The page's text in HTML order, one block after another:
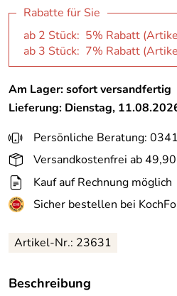
Rabatte für Sie
ab 2 Stück: 5% Rabatt
ab 3 Stück: 7% Rabatt
Am Lager: sofort versandfertig
Lieferung: Dienstag,
Persönliche Beratung:
Versandkostenfrei ab
Kauf auf Rechnung möglich
Sicher bestellen bei
Artikel-Nr.: 23631
Beschreibung